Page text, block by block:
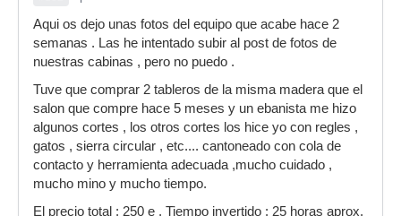
Aqui os dejo unas fotos del equipo que acabe hace 2
semanas . Las he intentado subir al post de fotos de
nuestras cabinas , pero no puedo .
Tuve que comprar 2 tableros de la misma madera que el
salon que compre hace 5 meses y un ebanista me hizo
algunos cortes , los otros cortes los hice yo con regles ,
gatos , sierra circular , etc.... cantoneado con cola de
contacto y herramienta adecuada ,mucho cuidado ,
mucho mino y mucho tiempo.
El precio total : 250 e . Tiempo invertido : 25 horas aprox.